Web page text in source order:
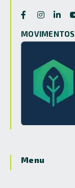
MOVIMENTOS
Menu